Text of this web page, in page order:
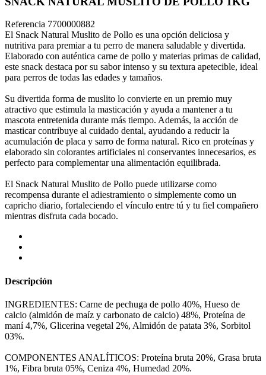
Referencia 7700000882
El Snack Natural Muslito de Pollo es una opción deliciosa y
nutritiva para premiar a tu perro de manera saludable y divertida.
Elaborado con auténtica carne de pollo y materias primas de calidad,
este snack destaca por su sabor intenso y su textura apetecible, ideal
para perros de todas las edades y tamaños.
Su divertida forma de muslito lo convierte en un premio muy
atractivo que estimula la masticación y ayuda a mantener a tu
mascota entretenida durante más tiempo. Además, la acción de
masticar contribuye al cuidado dental, ayudando a reducir la
acumulación de placa y sarro de forma natural. Rico en proteínas y
elaborado sin colorantes artificiales ni conservantes innecesarios, es
perfecto para complementar una alimentación equilibrada.
El Snack Natural Muslito de Pollo puede utilizarse como
recompensa durante el adiestramiento o simplemente como un
capricho diario, fortaleciendo el vínculo entre tú y tu fiel compañero
mientras disfruta cada bocado.
Descripción
INGREDIENTES: Carne de pechuga de pollo 40%, Hueso de
calcio (almidón de maíz y carbonato de calcio) 48%, Proteína de
maní 4,7%, Glicerina vegetal 2%, Almidón de patata 3%, Sorbitol
03%.
COMPONENTES ANALÍTICOS: Proteína bruta 20%, Grasa bruta
1%, Fibra bruta 05%, Ceniza 4%, Humedad 20%.